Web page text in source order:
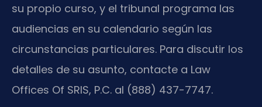
su propio curso, y el tribunal programa las
audiencias en su calendario según las
circunstancias particulares. Para discutir los
detalles de su asunto, contacte a Law
Offices Of SRIS, P.C. al (888) 437-7747.